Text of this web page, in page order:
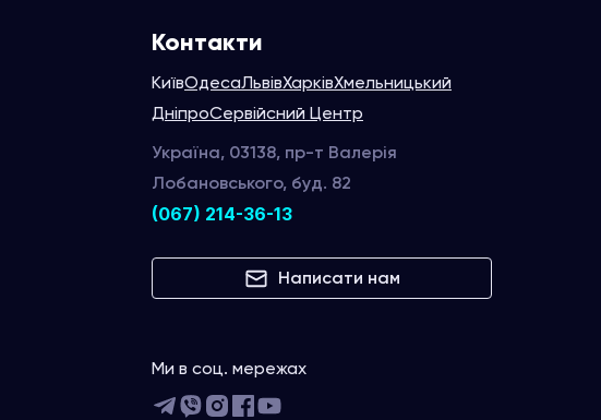
Контакти
КиївОдесаЛьвівХарківХмельницький
ДніпроСервійсний Центр
Україна, 03138, пр-т Валерія
Лобановського, буд. 82
(067) 214-36-13
Написати нам
Ми в соц. мережах